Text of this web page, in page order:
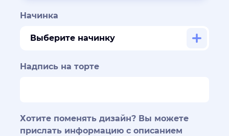
Начинка
Выберите начинку
Надпись на торте
Хотите поменять дизайн? Вы можете
прислать информацию с описанием